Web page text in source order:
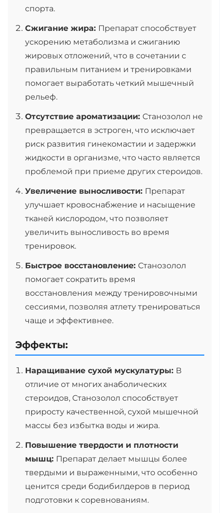
спорта.
Сжигание жира: Препарат способствует
ускорению метаболизма и сжиганию
жировых отложений, что в сочетании с
правильным питанием и тренировками
помогает выработать четкий мышечный
рельеф.
Отсутствие ароматизации: Станозолол не
превращается в эстроген, что исключает
риск развития гинекомастии и задержки
жидкости в организме, что часто является
проблемой при приеме других стероидов.
Увеличение выносливости: Препарат
улучшает кровоснабжение и насыщение
тканей кислородом, что позволяет
увеличить выносливость во время
тренировок.
Быстрое восстановление: Станозолол
помогает сократить время
восстановления между тренировочными
сессиями, позволяя атлету тренироваться
чаще и эффективнее.
Эффекты:
Наращивание сухой мускулатуры: В
отличие от многих анаболических
стероидов, Станозолол способствует
приросту качественной, сухой мышечной
массы без избытка воды и жира.
Повышение твердости и плотности
мышц: Препарат делает мышцы более
твердыми и выраженными, что особенно
ценится среди бодибилдеров в период
подготовки к соревнованиям.